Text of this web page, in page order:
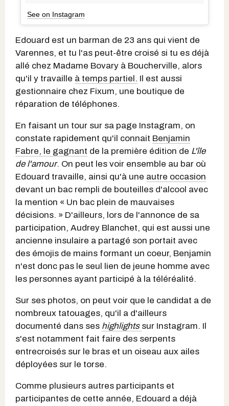
See on Instagram
Edouard est un barman de 23 ans qui vient de
Varennes, et tu l'as peut-être croisé si tu es déjà
allé chez Madame Bovary à Boucherville, alors
qu'il y travaille à temps partiel. Il est aussi
gestionnaire chez Fixum, une boutique de
réparation de téléphones.
En faisant un tour sur sa page Instagram, on
constate rapidement qu'il connait Benjamin
Fabre, le gagnant de la première édition de L'île
de l'amour. On peut les voir ensemble au bar où
Edouard travaille, ainsi qu'à une autre occasion
devant un bac rempli de bouteilles d'alcool avec
la mention « Un bac plein de mauvaises
décisions. » D'ailleurs, lors de l'annonce de sa
participation, Audrey Blanchet, qui est aussi une
ancienne insulaire a partagé son portait avec
des émojis de mains formant un coeur, Benjamin
n'est donc pas le seul lien de jeune homme avec
les personnes ayant participé à la téléréalité.
Sur ses photos, on peut voir que le candidat a de
nombreux tatouages, qu'il a d'ailleurs
documenté dans ses highlights sur Instagram. Il
s'est notamment fait faire des serpents
entrecroisés sur le bras et un oiseau aux ailes
déployées sur le torse.
Comme plusieurs autres participants et
participantes de cette année, Edouard a déjà